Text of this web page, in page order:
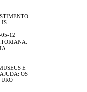
IS
12
E
OS